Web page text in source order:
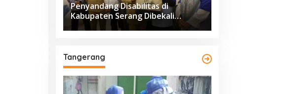
Penyandang Disabilitas di
Kabupaten Serang Dibekali
Pelatihan Pengolahan Hasil
Tangerang